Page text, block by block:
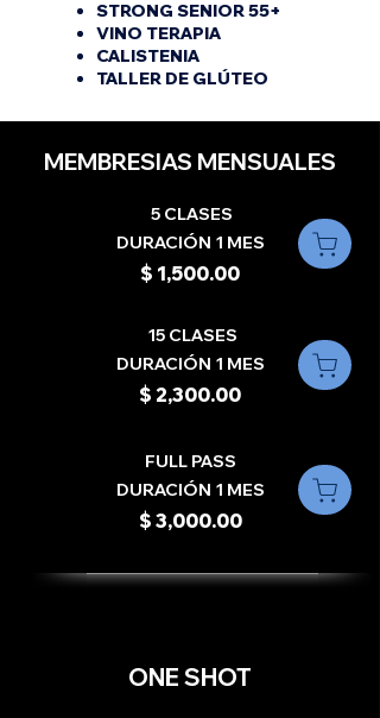
STRONG SENIOR 55+
VINO TERAPIA
CALISTENIA
TALLER DE GLÚTEO
MEMBRESIAS MENSUALES
5 CLASES
DURACIÓN 1 MES
$ 1,500.00
15 CLASES
DURACIÓN 1 MES
$ 2,300.00
FULL PASS
DURACIÓN 1 MES
$ 3,000.00
ONE SHOT